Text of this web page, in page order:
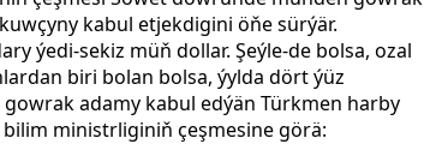
kabul etjekdigini öňe sürýär.
ýedi-sekiz müň dollar. Şeýle-de bolsa, ozal
biri bolan bolsa, ýylda dört ýüz
adamy kabul edýän Türkmen harby
ministrliginiň çeşmesine görä: